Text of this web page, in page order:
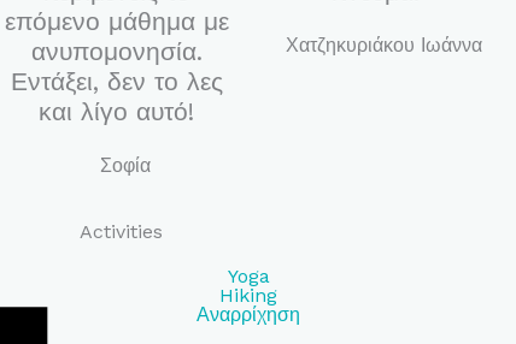
επόμενο μάθημα με
ανυπομονησία.
Εντάξει, δεν το λες
και λίγο αυτό!
Σοφία
Χατζηκυριάκου Ιωάννα
Activities
Yoga
Hiking
Αναρρίχηση